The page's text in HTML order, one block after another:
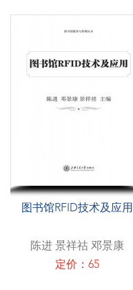
图书馆RFID技术及应用
陈进 景祥祜 邓景康
定价：65